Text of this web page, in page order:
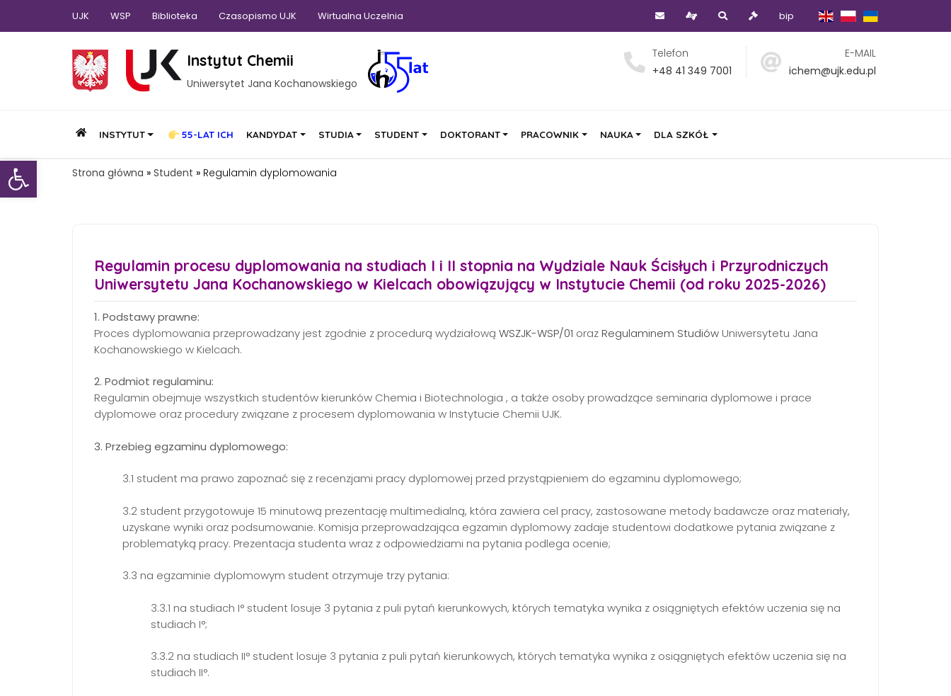
Otwórz pasek narzędzi
UJK WSP Biblioteka Czasopismo UJK Wirtualna Uczelnia bip
Instytut Chemii
Uniwersytet Jana Kochanowskiego
Telefon
+48 41 349 7001
E-MAIL
ichem@ujk.edu.pl
INSTYTUT 55-LAT ICH KANDYDAT STUDIA STUDENT DOKTORANT PRACOWNIK NAUKA DLA SZKÓŁ
Strona główna » Student » Regulamin dyplomowania
Regulamin procesu dyplomowania na studiach I i II stopnia na Wydziale Nauk Ścisłych i Przyrodniczych
Uniwersytetu Jana Kochanowskiego w Kielcach obowiązujący w Instytucie Chemii (od roku 2025-2026)
1. Podstawy prawne:
Proces dyplomowania przeprowadzany jest zgodnie z procedurą wydziałową WSZJK-WSP/01 orazRegulaminem Studiów Uniwersytetu Jana
Kochanowskiego w Kielcach.
2. Podmiot regulaminu:
Regulamin obejmuje wszystkich studentów kierunków Chemia i Biotechnologia , a także osoby prowadzące seminaria dyplomowe i prace
dyplomowe oraz procedury związane z procesem dyplomowania w Instytucie Chemii UJK.
3. Przebieg egzaminu dyplomowego:
3.1 student ma prawo zapoznać się z recenzjami pracy dyplomowej przed przystąpieniem do egzaminu dyplomowego;
3.2 student przygotowuje 15 minutową prezentację multimedialną, która zawiera cel pracy, zastosowane metody badawcze oraz materiały,
uzyskane wyniki oraz podsumowanie. Komisja przeprowadzająca egzamin dyplomowy zadaje studentowi dodatkowe pytania związane z
problematyką pracy. Prezentacja studenta wraz z odpowiedziami na pytania podlega ocenie;
3.3 na egzaminie dyplomowym student otrzymuje trzy pytania:
3.3.1 na studiach I° student losuje 3 pytania z puli pytań kierunkowych, których tematyka wynika z osiągniętych efektów uczenia się na
studiach I°;
3.3.2 na studiach II° student losuje 3 pytania z puli pytań kierunkowych, których tematyka wynika z osiągniętych efektów uczenia się na
studiach II°.